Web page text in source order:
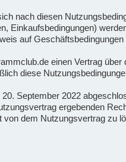
nach diesen
Einkaufsbedingungen)
auf
einen Vertrag
diese
September 2022
ergebenden
dem Nutzungsvertrag zu